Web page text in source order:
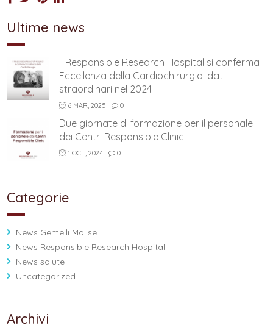
Ultime news
Il Responsible Research Hospital si conferma
Eccellenza della Cardiochirurgia: dati
straordinari nel 2024
6 MAR, 2025 0
Due giornate di formazione per il personale
dei Centri Responsible Clinic
1 OCT, 2024 0
Categorie
News Gemelli Molise
News Responsible Research Hospital
News salute
Uncategorized
Archivi